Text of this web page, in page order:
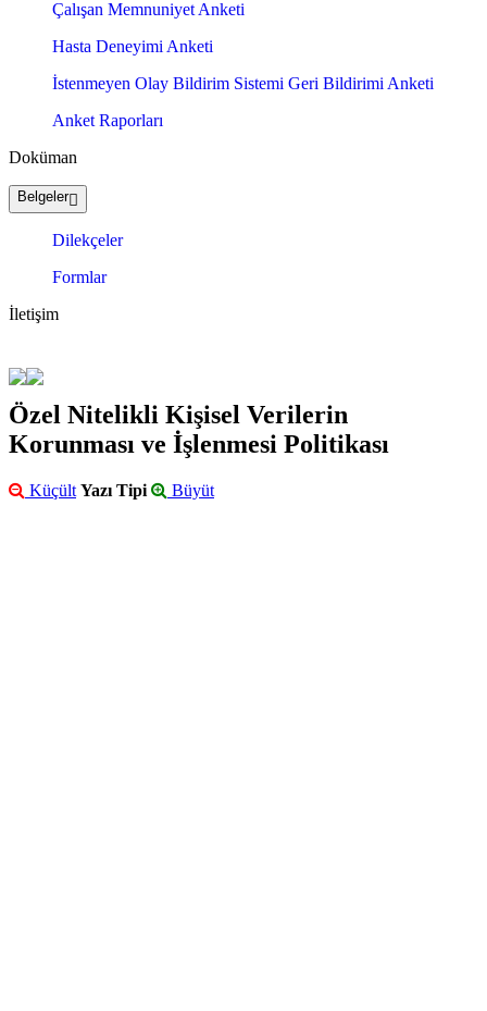
Çalışan Memnuniyet Anketi
Hasta Deneyimi Anketi
İstenmeyen Olay Bildirim Sistemi Geri Bildirimi Anketi
Anket Raporları
Doküman
Belgeler
Dilekçeler
Formlar
İletişim
Özel Nitelikli Kişisel Verilerin
Korunması ve İşlenmesi Politikası
Küçült Yazı Tipi Büyüt